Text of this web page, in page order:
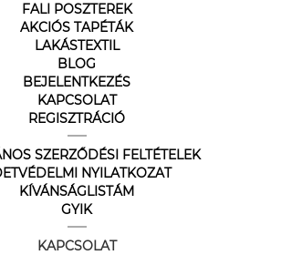
FALI POSZTEREK
AKCIÓS TAPÉTÁK
LAKÁSTEXTIL
BLOG
BEJELENTKEZÉS
KAPCSOLAT
REGISZTRÁCIÓ
SZERZŐDÉSI FELTÉTELEK
NYILATKOZAT
KÍVÁNSÁGLISTÁM
GYIK
KAPCSOLAT